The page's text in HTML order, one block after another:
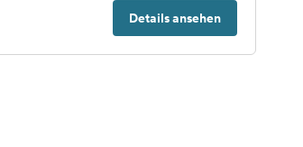
Details ansehen